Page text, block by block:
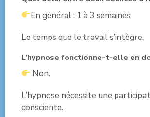
En général : 1 à 3 semaines
Le temps que le travail s’intègre.
L’hypnose fonctionne-t-elle en
Non.
L’hypnose nécessite une
consciente.